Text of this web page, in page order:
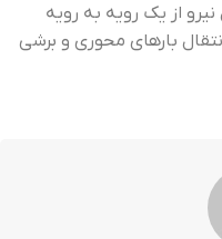
از یک رویه به رویه
بارهای محوری و برشی